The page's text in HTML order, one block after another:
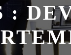
: